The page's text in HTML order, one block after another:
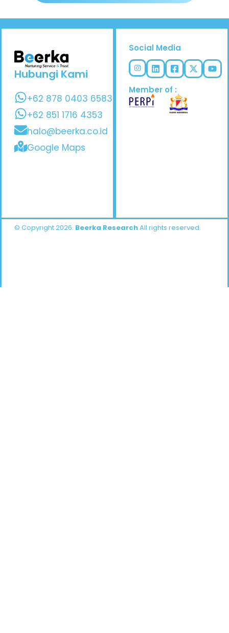
Hubungi Kami
+62 878 0403 6583
+62 851 1716 4353
halo@beerka.co.id
Google Maps
Social Media
Member of :
© Copyright 2026. Beerka ResearchAll rights reserved.